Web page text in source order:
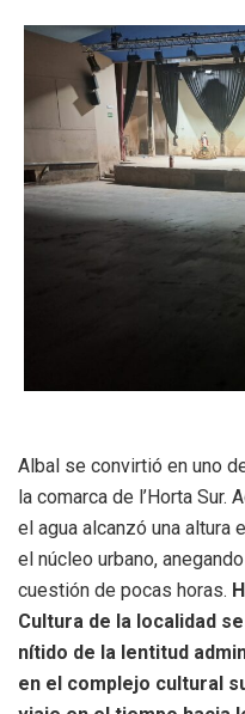
Albal se convirtió en uno
la comarca de l’Horta
el agua alcanzó una altura
el núcleo urbano,
cuestión de pocas horas.
Cultura de la localidad
nítido de la lentitud
en el complejo cultural